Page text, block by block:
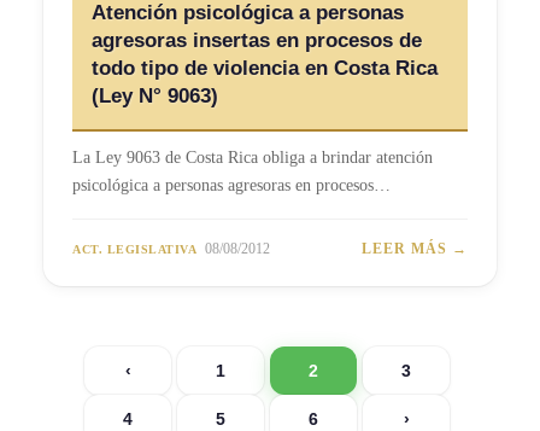
Atención psicológica a personas
agresoras insertas en procesos de
todo tipo de violencia en Costa Rica
(Ley N° 9063)
La Ley 9063 de Costa Rica obliga a brindar atención
psicológica a personas agresoras en procesos…
ACT. LEGISLATIVA 08/08/2012 LEER MÁS →
‹ 1 2 3
4 5 6 ›